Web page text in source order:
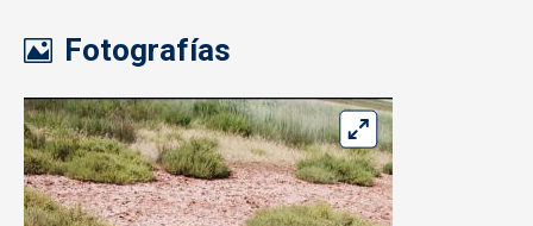
Fotografías